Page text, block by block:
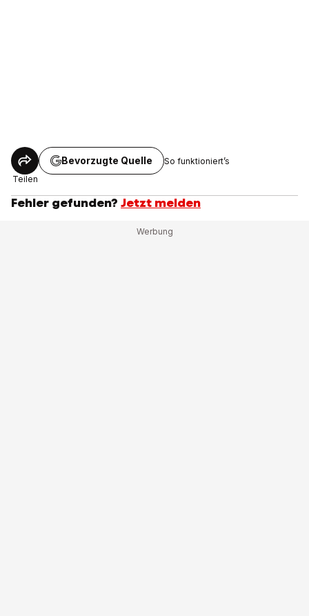
Teilen
Bevorzugte Quelle So funktioniert’s
Fehler gefunden? Jetzt melden